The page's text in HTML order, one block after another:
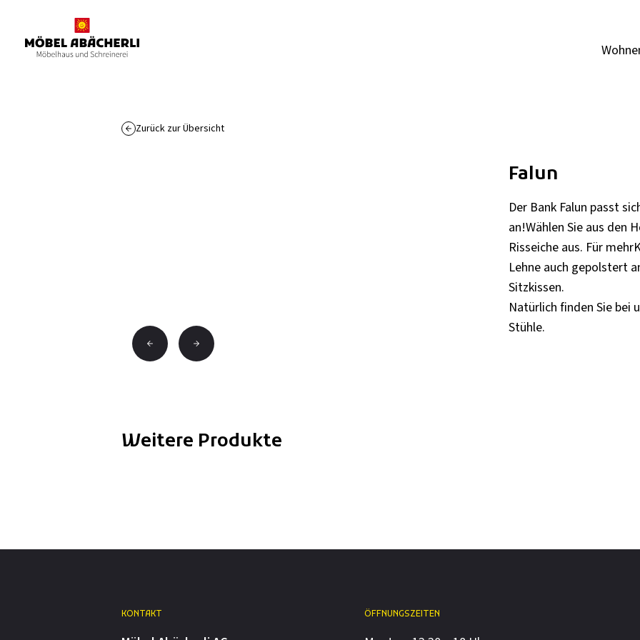
Zurück zur Übersicht
Falun
Der Bank Falun passt
an!Wählen Sie aus den
Risseiche aus. Für
Lehne auch gepolstert
Sitzkissen.
Natürlich finden Sie bei
Stühle.
Weitere Produkte
KONTAKT ÖFFNUNGSZEITEN